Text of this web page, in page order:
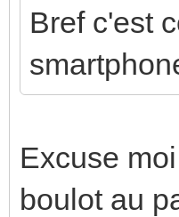
Bref c'est
Excuse
boulot au